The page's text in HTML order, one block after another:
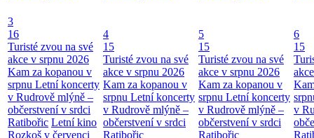
3
16
Turisté zvou na své
akce v srpnu 2026
Kam za kopanou v
srpnu Letní koncerty
v Rudrově mlýně –
občerstvení v srdci
Ratibořic Letní kino
Rozkoš v červenci
4
15
Turisté zvou na své
akce v srpnu 2026
Kam za kopanou v
srpnu Letní koncerty
v Rudrově mlýně –
občerstvení v srdci
Ratibořic
5
15
Turisté zvou na své
akce v srpnu 2026
Kam za kopanou v
srpnu Letní koncerty
v Rudrově mlýně –
občerstvení v srdci
Ratibořic
6
15
v